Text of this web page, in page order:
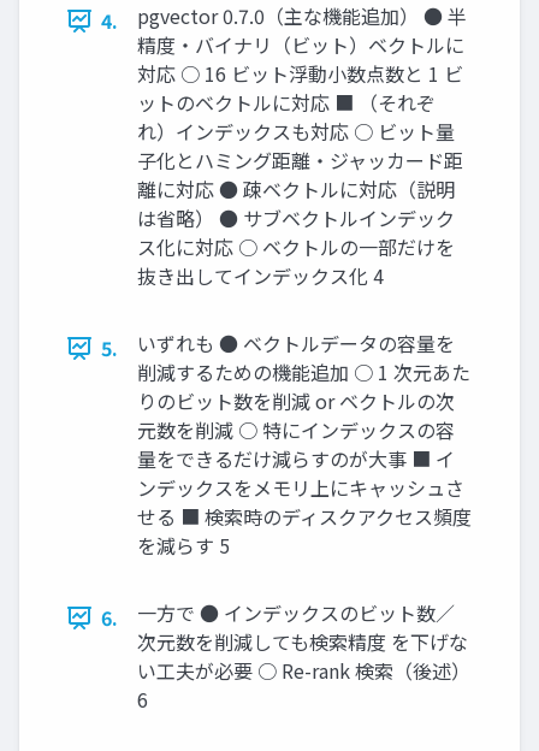
4.
pgvector 0.7.0（主な機能追加） ● 半
精度・バイナリ（ビット）ベクトルに
対応 ○ 16 ビット浮動小数点数と 1 ビ
ットのベクトルに対応 ■ （それぞ
れ）インデックスも対応 ○ ビット量
子化とハミング距離・ジャッカード距
離に対応 ● 疎ベクトルに対応（説明
は省略） ● サブベクトルインデック
ス化に対応 ○ ベクトルの一部だけを
抜き出してインデックス化 4
5.
いずれも ● ベクトルデータの容量を
削減するための機能追加 ○ 1 次元あた
りのビット数を削減 or ベクトルの次
元数を削減 ○ 特にインデックスの容
量をできるだけ減らすのが大事 ■ イ
ンデックスをメモリ上にキャッシュさ
せる ■ 検索時のディスクアクセス頻度
を減らす 5
6.
一方で ● インデックスのビット数／
次元数を削減しても検索精度 を下げな
い工夫が必要 ○ Re-rank 検索（後述）
6